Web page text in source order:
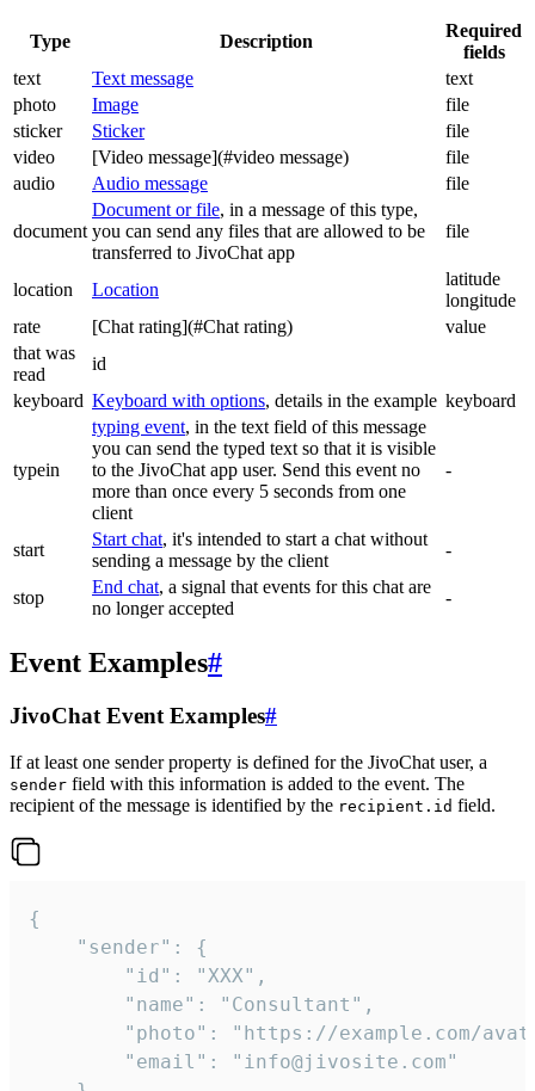
Type Description
Required
fields
text
Text message
text
photo
Image
file
sticker
Sticker
file
video
[Video message](#video message)
file
audio
Audio message file
document
Document or file, in a message of this type,
you can send any files that are allowed to be
transferred to JivoChat app
file
location Location
latitude
longitude
rate
[Chat rating](#Chat rating)
value
that was
read
id
keyboard Keyboard with options, details in the example keyboard
typein
typing event, in the text field of this message
you can send the typed text so that it is visible
to the JivoChat app user. Send this event no
more than once every 5 seconds from one
client
-
start
Start chat, it's intended to start a chat without
sending a message by the client
-
stop
End chat, a signal that events for this chat are
no longer accepted
-
Event Examples#
JivoChat Event Examples#
If at least one sender property is defined for the JivoChat user, a
sender field with this information is added to the event. The
recipient of the message is identified by the recipient.id field.
{